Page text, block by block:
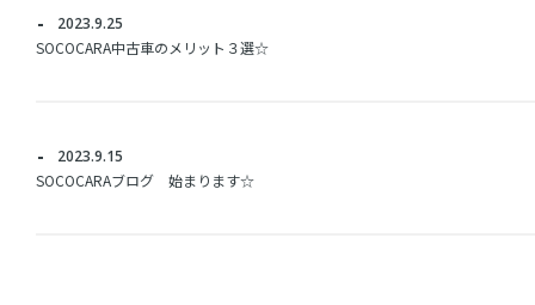
2023.9.25
SOCOCARA中古車のメリット３選☆
2023.9.15
SOCOCARAブログ 始まります☆